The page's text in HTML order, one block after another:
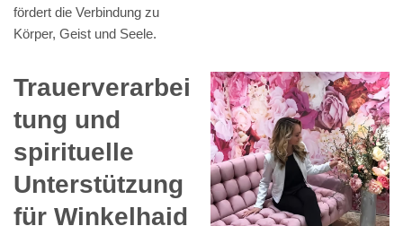
fördert die Verbindung zu
Körper, Geist und Seele.
Trauerverarbei
tung und
spirituelle
Unterstützung
für Winkelhaid